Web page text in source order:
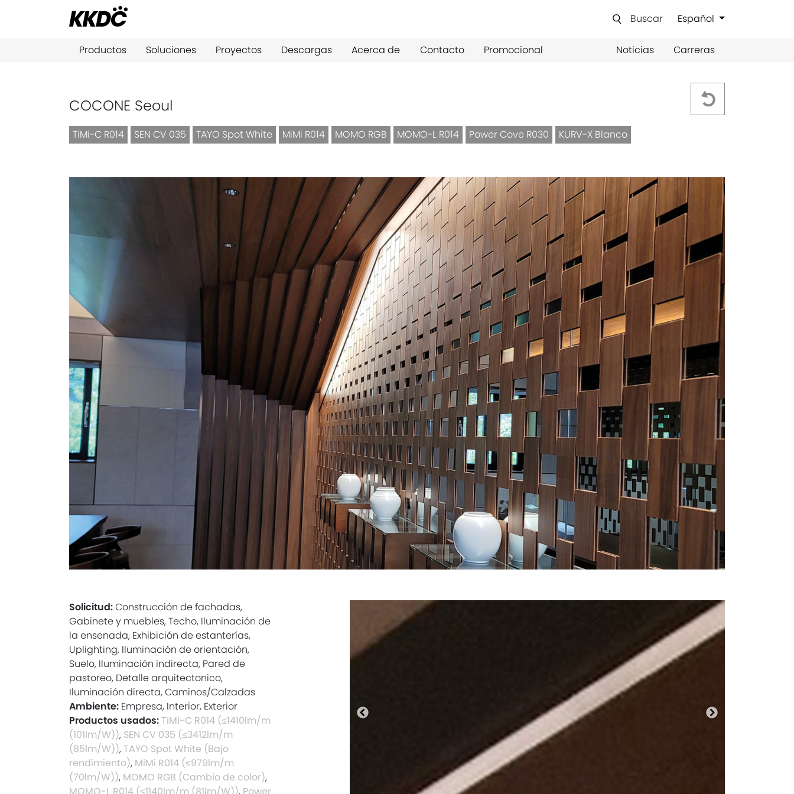
Buscar Español
Productos Soluciones Proyectos Descargas Acerca de Contacto Promocional Noticias Carreras
COCONE Seoul
TiMi-C R014 SEN CV 035 TAYO Spot White MiMi R014 MOMO RGB MOMO-L R014 Power Cove R030 KURV-X Blanco
Solicitud:Construcción de fachadas,
Gabinete y muebles, Techo, Iluminación de
la ensenada, Exhibición de estanterías,
Uplighting, Iluminación de orientación,
Suelo, Iluminación indirecta, Pared de
pastoreo, Detalle arquitectonico,
Iluminación directa, Caminos/Calzadas
Ambiente: Empresa, Interior, Exterior
Productos usados:TiMi-C R014 (≤1410lm/m
(101lm/W)), SEN CV 035 (≤3412lm/m
(85lm/W)),TAYO Spot White (Bajo
rendimiento), MiMi R014 (≤979lm/m
(70lm/W)), MOMO RGB (Cambio de color),
Anterior Próxima